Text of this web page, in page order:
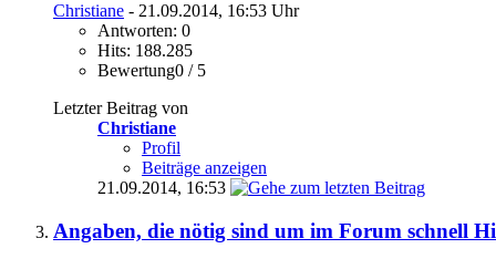
Christiane - 21.09.2014, 16:53 Uhr
Antworten: 0
Hits: 188.285
Bewertung0 / 5
Letzter Beitrag von
Christiane
Profil
Beiträge anzeigen
21.09.2014, 16:53
Angaben, die nötig sind um im Forum schnell